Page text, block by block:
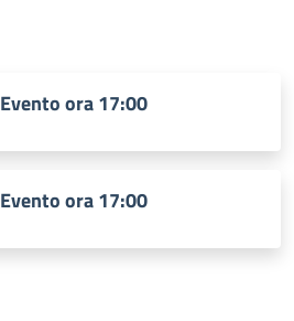
Evento ora 17:00
Evento ora 17:00